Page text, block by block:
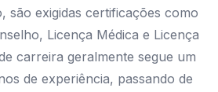
são exigidas certificações como
Licença Médica e Licença
carreira geralmente segue um
de experiência, passando de